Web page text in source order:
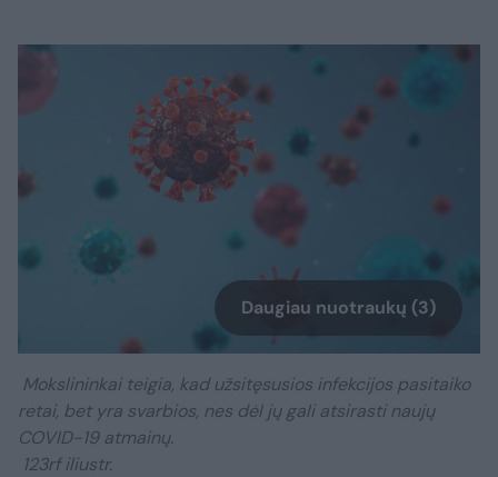
Daugiau nuotraukų (3)
Mokslininkai teigia, kad užsitęsusios infekcijos pasitaiko
retai, bet yra svarbios, nes dėl jų gali atsirasti naujų
COVID-19 atmainų.
123rf iliustr.